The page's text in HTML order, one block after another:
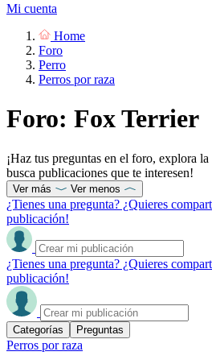
Mi cuenta
Home
Foro
Perro
Perros por raza
Foro: Fox Terrier
¡Haz tus preguntas en el foro, explora la
busca publicaciones que te interesen!
Ver más Ver menos
¿Tienes una pregunta? ¿Quieres
publicación!
¿Tienes una pregunta? ¿Quieres
publicación!
Categorías Preguntas
Perros por raza